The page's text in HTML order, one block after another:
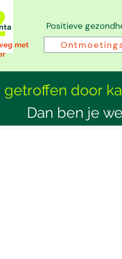
Positieve
met
getroffen door
Dan ben je